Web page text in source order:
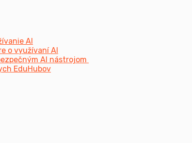
AI
o využívaní AI
AI nástrojom
EduHubov